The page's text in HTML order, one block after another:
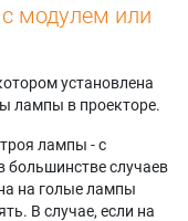
модулем или
установлена
лампы в проекторе.
лампы - с
большинстве случаев
на голые лампы
В случае, если на